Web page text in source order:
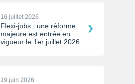
16 juillet 2026
Flexi-jobs : une réforme
majeure est entrée en
vigueur le 1er juillet 2026
19 juin 2026